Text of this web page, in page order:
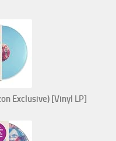
Exclusive) [Vinyl LP]